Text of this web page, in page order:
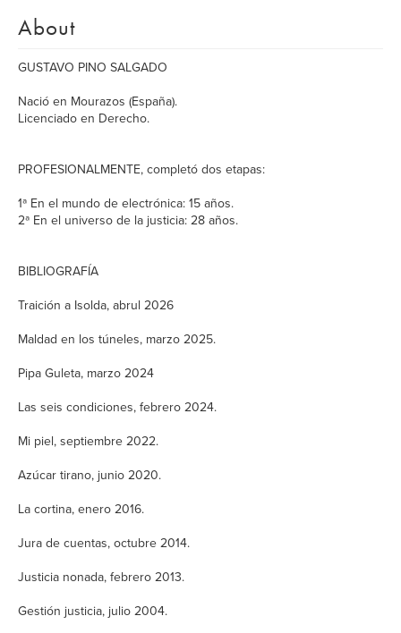
About
GUSTAVO PINO SALGADO
Nació en Mourazos (España).
Licenciado en Derecho.
PROFESIONALMENTE, completó dos etapas:
1ª En el mundo de electrónica: 15 años.
2ª En el universo de la justicia: 28 años.
BIBLIOGRAFÍA
Traición a Isolda, abrul 2026
Maldad en los túneles, marzo 2025.
Pipa Guleta, marzo 2024
Las seis condiciones, febrero 2024.
Mi piel, septiembre 2022.
Azúcar tirano, junio 2020.
La cortina, enero 2016.
Jura de cuentas, octubre 2014.
Justicia nonada, febrero 2013.
Gestión justicia, julio 2004.